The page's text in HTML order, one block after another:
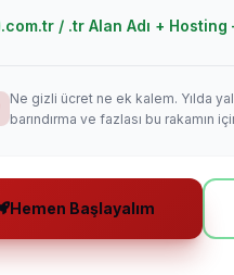
.com.tr / .tr Alan Adı + Hosting
Ne gizli ücret ne ek kalem. Yılda
barındırma ve fazlası bu rakamın
Hemen Başlayalım